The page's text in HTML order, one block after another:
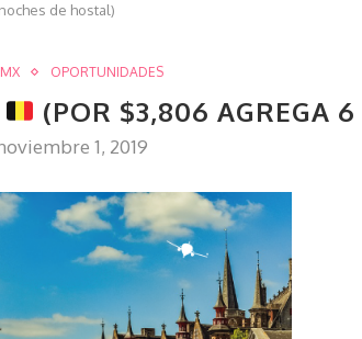
de hostal)
OPORTUNIDADES
(POR $3,806 AGREGA
1, 2019